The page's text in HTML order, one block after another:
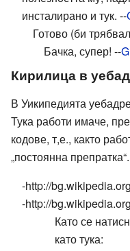
инсталирано и тук. --
Готово (би
Бачка, супер! --
Кирилица в
В Уикипедията
Тука работи имаче,
кодове, т,е., както
„постоянна
-http://
-http://
Като се
като тука: